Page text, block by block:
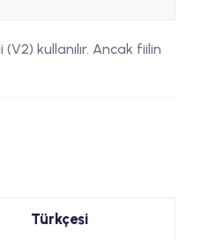
kullanılır. Ancak fiilin
Türkçesi